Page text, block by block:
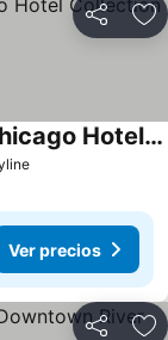
Compartir
Ver precios
Ambassador Gold Coast, The Chicago Hotel Collection
Ver precios